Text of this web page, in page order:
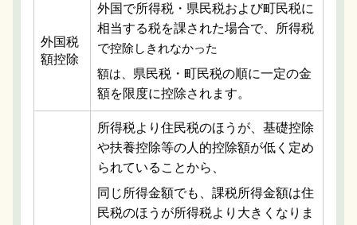
外国税
額控除
外国で所得税・県民税および町民税に
相当する税を課された場合で、所得税
で控除しきれなかった
額は、 県民税・町民税の順に一定の金
額を限度に控除されます。
所得税より住民税のほうが、基礎控除
や扶養控除等の人的控除額が低く定め
られていることから、
同じ所得金額でも、課税所得金額は住
民税のほうが所得税より大きくなりま